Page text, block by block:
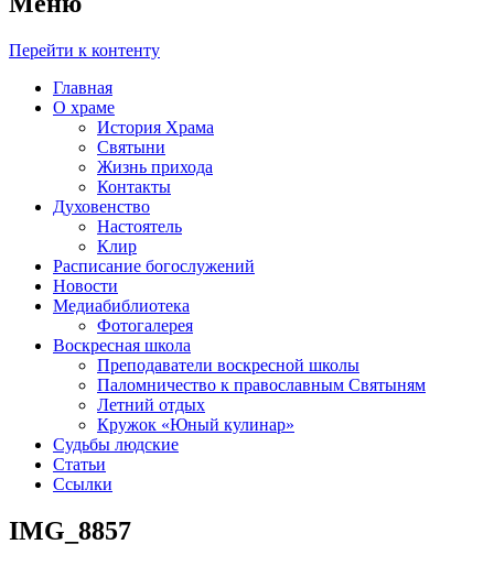
Перейти к контенту
Главная
О храме
История Храма
Святыни
Жизнь прихода
Контакты
Духовенство
Настоятель
Клир
Расписание богослужений
Новости
Медиабиблиотека
Фотогалерея
Воскресная школа
Преподаватели воскресной школы
Паломничество к православным Святыням
Летний отдых
Кружок «Юный кулинар»
Судьбы людские
Статьи
Ссылки
IMG_8857